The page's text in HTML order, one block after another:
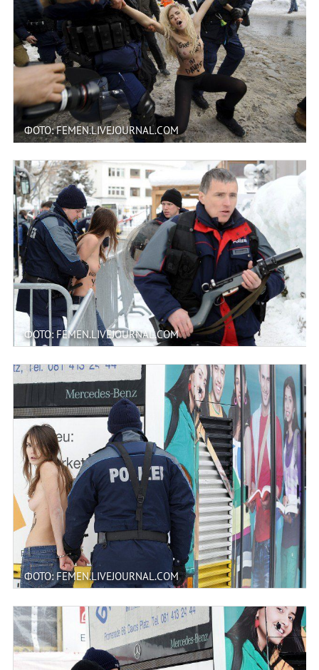
ФОТО: FEMEN.LIVEJOURNAL.COM
ФОТО: FEMEN.LIVEJOURNAL.COM
ФОТО: FEMEN.LIVEJOURNAL.COM